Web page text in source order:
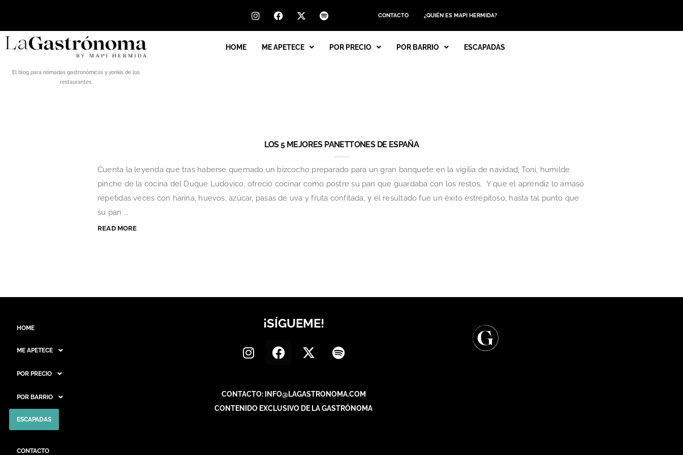
CONTACTO ¿QUIÉN ES MAPI HERMIDA?
El blog para nómadas gastronómicos y yonkis de los
restaurantes
HOME ME APETECE POR PRECIO POR BARRIO ESCAPADAS
LOS 5 MEJORES PANETTONES DE ESPAÑA
Cuenta la leyenda que tras haberse quemado un bizcocho preparado para un gran banquete en la vigilia de navidad, Toni, humilde
pinche de la cocina del Duque Ludovico, ofreció cocinar como postre su pan que guardaba con los restos. Y que el aprendiz lo amasó
repetidas veces con harina, huevos, azúcar, pasas de uva y fruta confitada, y el resultado fue un éxito estrepitoso, hasta tal punto que
su pan ...
READ MORE
HOME
ME APETECE
POR PRECIO
POR BARRIO
ESCAPADAS
CONTACTO
¡SÍGUEME!
CONTACTO: INFO@LAGASTRONOMA.COM
CONTENIDO EXCLUSIVO DE LA GASTRÓNOMA